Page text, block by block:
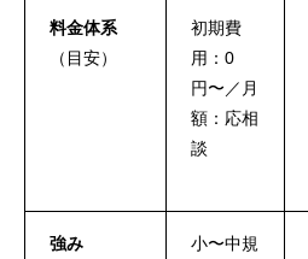
料金体系
（目安）
初期費
用：0
円〜／月
額：応相
談
強み
小〜中規